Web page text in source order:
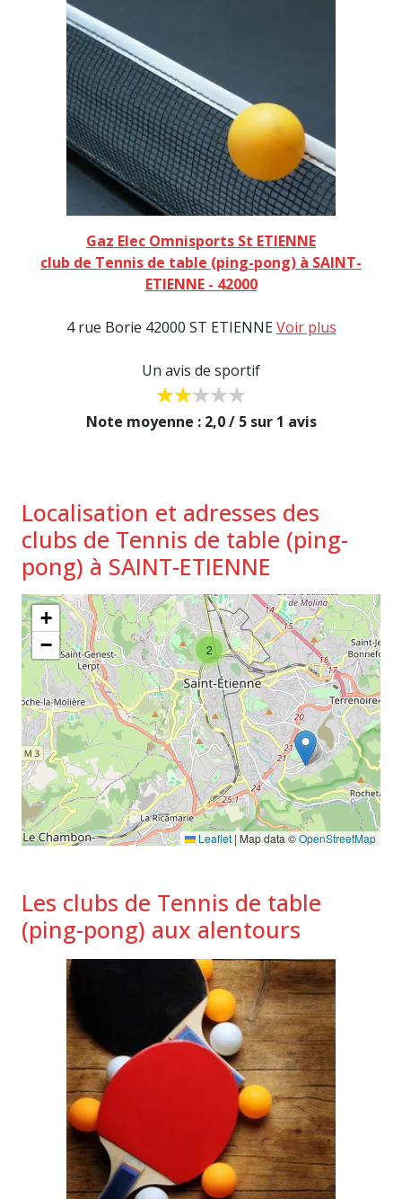
Gaz Elec Omnisports St ETIENNE
club de Tennis de table (ping-pong) à SAINT-
ETIENNE - 42000
4 rue Borie 42000 ST ETIENNEVoir plus
Un avis de sportif
Note moyenne : 2,0 / 5 sur 1 avis
Localisation et adresses des
clubs de Tennis de table (ping-
pong) à SAINT-ETIENNE
2
+
−
Leaflet |Map data ©OpenStreetMap
Les clubs de Tennis de table
(ping-pong) aux alentours